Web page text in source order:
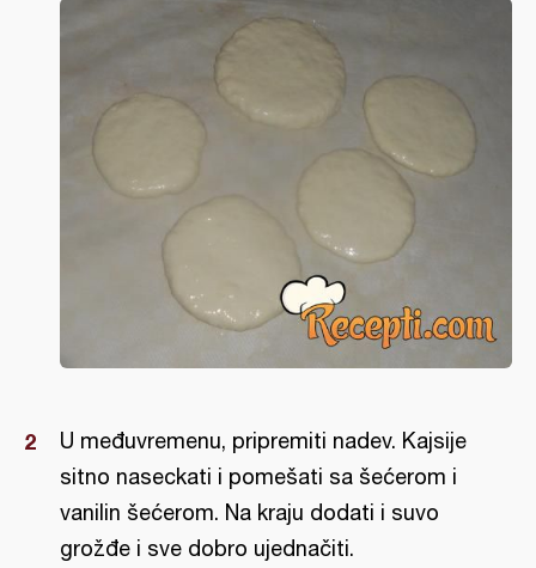
U međuvremenu, pripremiti nadev. Kajsije
sitno naseckati i pomešati sa šećerom i
vanilin šećerom. Na kraju dodati i suvo
grožđe i sve dobro ujednačiti.